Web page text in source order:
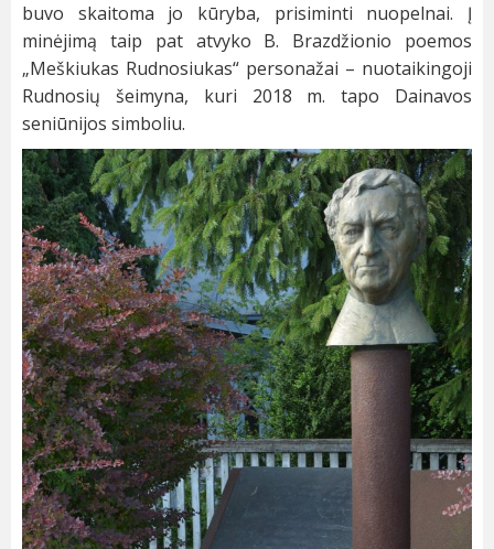
buvo skaitoma jo kūryba, prisiminti nuopelnai. Į
minėjimą taip pat atvyko B. Brazdžionio poemos
„Meškiukas Rudnosiukas“ personažai – nuotaikingoji
Rudnosių šeimyna, kuri 2018 m. tapo Dainavos
seniūnijos simboliu.